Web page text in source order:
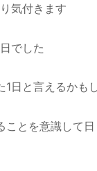
気付きます
でした
1日と言えるかも
ことを意識して